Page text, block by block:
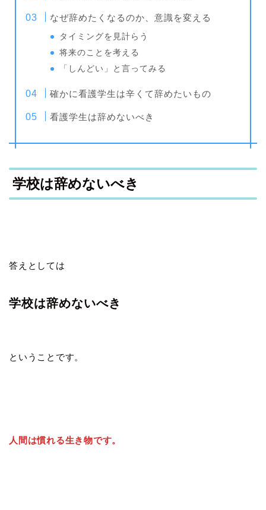
なぜ辞めたくなるのか、意識を変える
タイミングを見計らう
将来のことを考える
「しんどい」と言ってみる
確かに看護学生は辛くて辞めたいもの
看護学生は辞めないべき
学校は辞めないべき
答えとしては
学校は辞めないべき
ということです。
人間は慣れる生き物です。